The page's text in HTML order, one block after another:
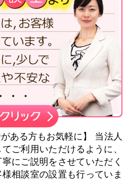
ある方もお気軽に】
当法人
ご利用いただけるように、
にご説明をさせていただく
相談室の設置も行っていま